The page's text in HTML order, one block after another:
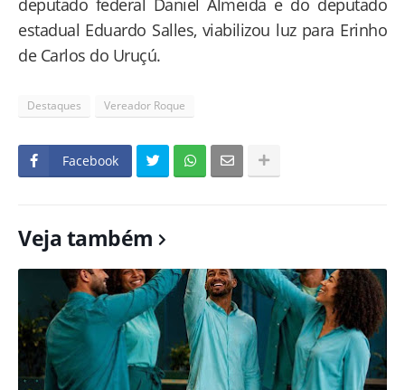
estadual Eduardo Salles, viabilizou luz para Erinho
de Carlos do Uruçú.
Destaques Vereador Roque
Facebook
Veja também